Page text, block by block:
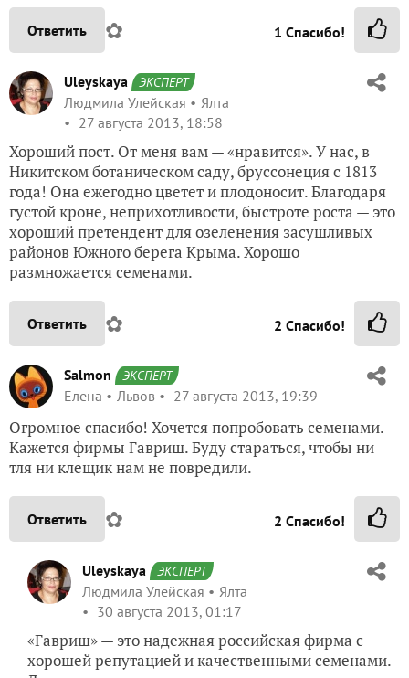
Ответить ✿ 1 Спасибо!
Uleyskaya ЭКСПЕРТ
Людмила Улейская
Ялта
27 августа 2013, 18:58
Хороший пост. От меня вам — «нравится». У нас, в
Никитском ботаническом саду, бруссонеция с 1813
года! Она ежегодно цветет и плодоносит. Благодаря
густой кроне, неприхотливости, быстроте роста — это
хороший претендент для озеленения засушливых
районов Южного берега Крыма. Хорошо
размножается семенами.
Ответить ✿ 2 Спасибо!
Salmon ЭКСПЕРТ
Елена Львов 27 августа 2013, 19:39
Огромное спасибо! Хочется попробовать семенами.
Кажется фирмы Гавриш. Буду стараться, чтобы ни
тля ни клещик нам не повредили.
Ответить ✿ 2 Спасибо!
Uleyskaya ЭКСПЕРТ
Людмила Улейская
Ялта
30 августа 2013, 01:17
«Гавриш» — это надежная российская фирма с
хорошей репутацией и качественными семенами.